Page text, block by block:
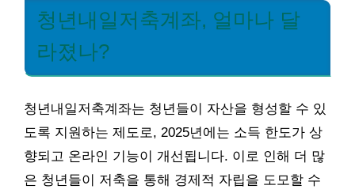
청년내일저축계좌, 얼마나 달
라졌나?
청년내일저축계좌는 청년들이 자산을 형성할 수 있
도록 지원하는 제도로, 2025년에는 소득 한도가 상
향되고 온라인 기능이 개선됩니다. 이로 인해 더 많
은 청년들이 저축을 통해 경제적 자립을 도모할 수